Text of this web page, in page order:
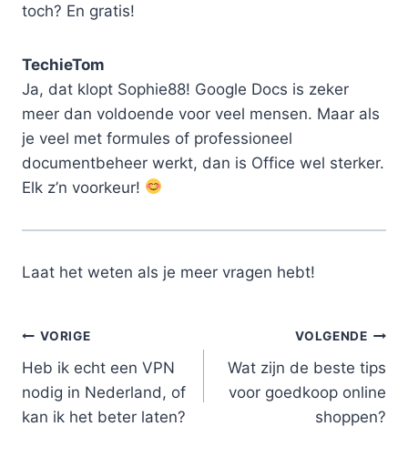
toch? En gratis!
TechieTom
Ja, dat klopt Sophie88! Google Docs is zeker
meer dan voldoende voor veel mensen. Maar als
je veel met formules of professioneel
documentbeheer werkt, dan is Office wel sterker.
Elk z’n voorkeur!
Laat het weten als je meer vragen hebt!
Bericht
navigatie
VORIGE
Heb ik echt een VPN
nodig in Nederland, of
kan ik het beter laten?
VOLGENDE
Wat zijn de beste tips
voor goedkoop online
shoppen?